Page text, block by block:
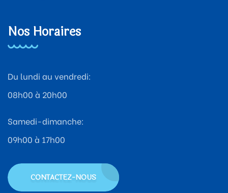
Nos Horaires
Du lundi au vendredi:
08h00 à 20h00
Samedi-dimanche:
09h00 à 17h00
CONTACTEZ-NOUS